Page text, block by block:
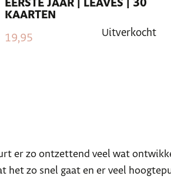
EERSTE JAAR | LEAVES | 30
KAARTEN
19,95 Uitverkocht
er zo ontzettend veel wat
het zo snel gaat en er veel